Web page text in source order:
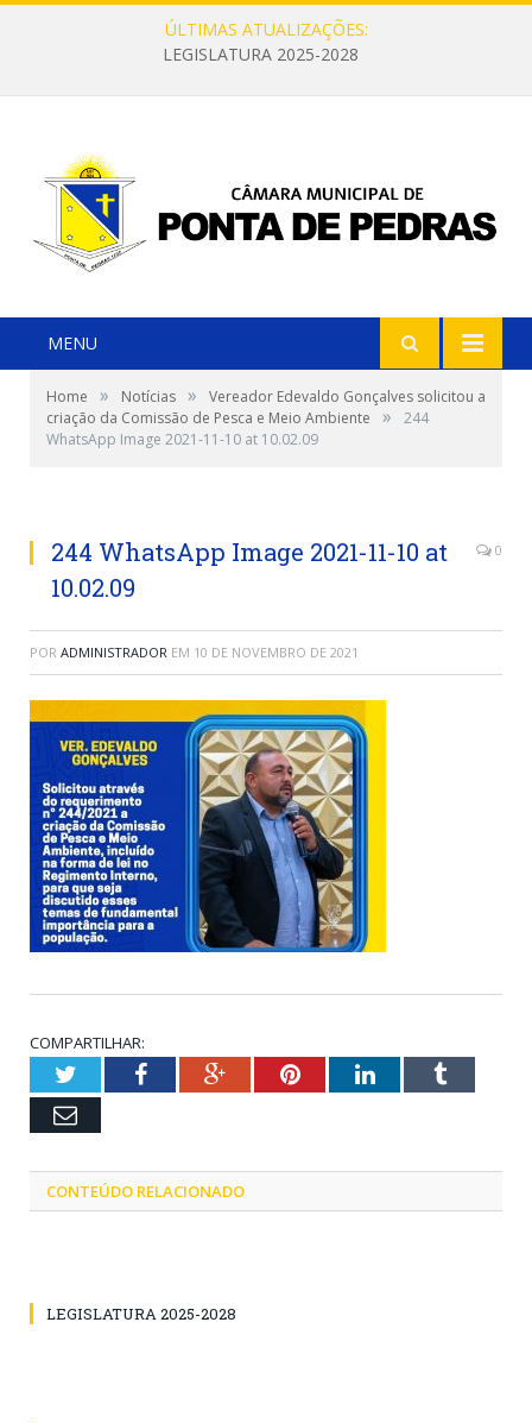
ÚLTIMAS ATUALIZAÇÕES:
LEGISLATURA 2025-2028
MENU
Home » Notícias »
Vereador Edevaldo Gonçalves solicitou a
criação da Comissão de Pesca e Meio Ambiente
»
244
WhatsApp Image 2021-11-10 at 10.02.09
244 WhatsApp Image 2021-11-10 at
10.02.09
0
POR ADMINISTRADOR EM 10 DE NOVEMBRO DE 2021
COMPARTILHAR:
TwitterFacebookGoogle+PinterestLinkedInTumblr
Email
CONTEÚDO RELACIONADO
LEGISLATURA 2025-2028